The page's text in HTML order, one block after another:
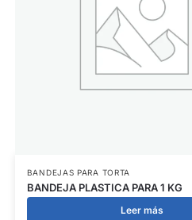
BANDEJAS PARA TORTA
BANDEJA PLASTICA PARA 1 KG
Leer más